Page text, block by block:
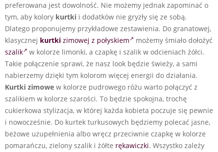
preferowana jest dowolność. Nie możemy jednak zapominać o
tym, aby kolory kurtki i dodatków nie gryzły się ze sobą.
Dlatego proponujemy przykładowe zestawienia. Do granatowej,
klasycznej kurtki zimowej z połyskiem
możemy śmiało dołożyć
szalik
w kolorze limonki, a czapkę i szalik w odcieniach żółci.
Takie połączenie sprawi, że nasz look będzie świeży, a sami
nabierzemy dzięki tym kolorom więcej energii do działania.
Kurtki zimowe w kolorze pudrowego różu warto połączyć z
szalikiem w kolorze szarości. To będzie spokojna, trochę
cukierkowa stylizacja, w której każda kobieta poczuje się pewnie
i nowocześnie. Do kurtek turkusowych będziemy polecać jasne,
beżowe uzupełnienia albo wręcz przeciwnie czapkę w kolorze
pomarańczu, zielony szalik i żółte rękawiczki. Wszystko zależy